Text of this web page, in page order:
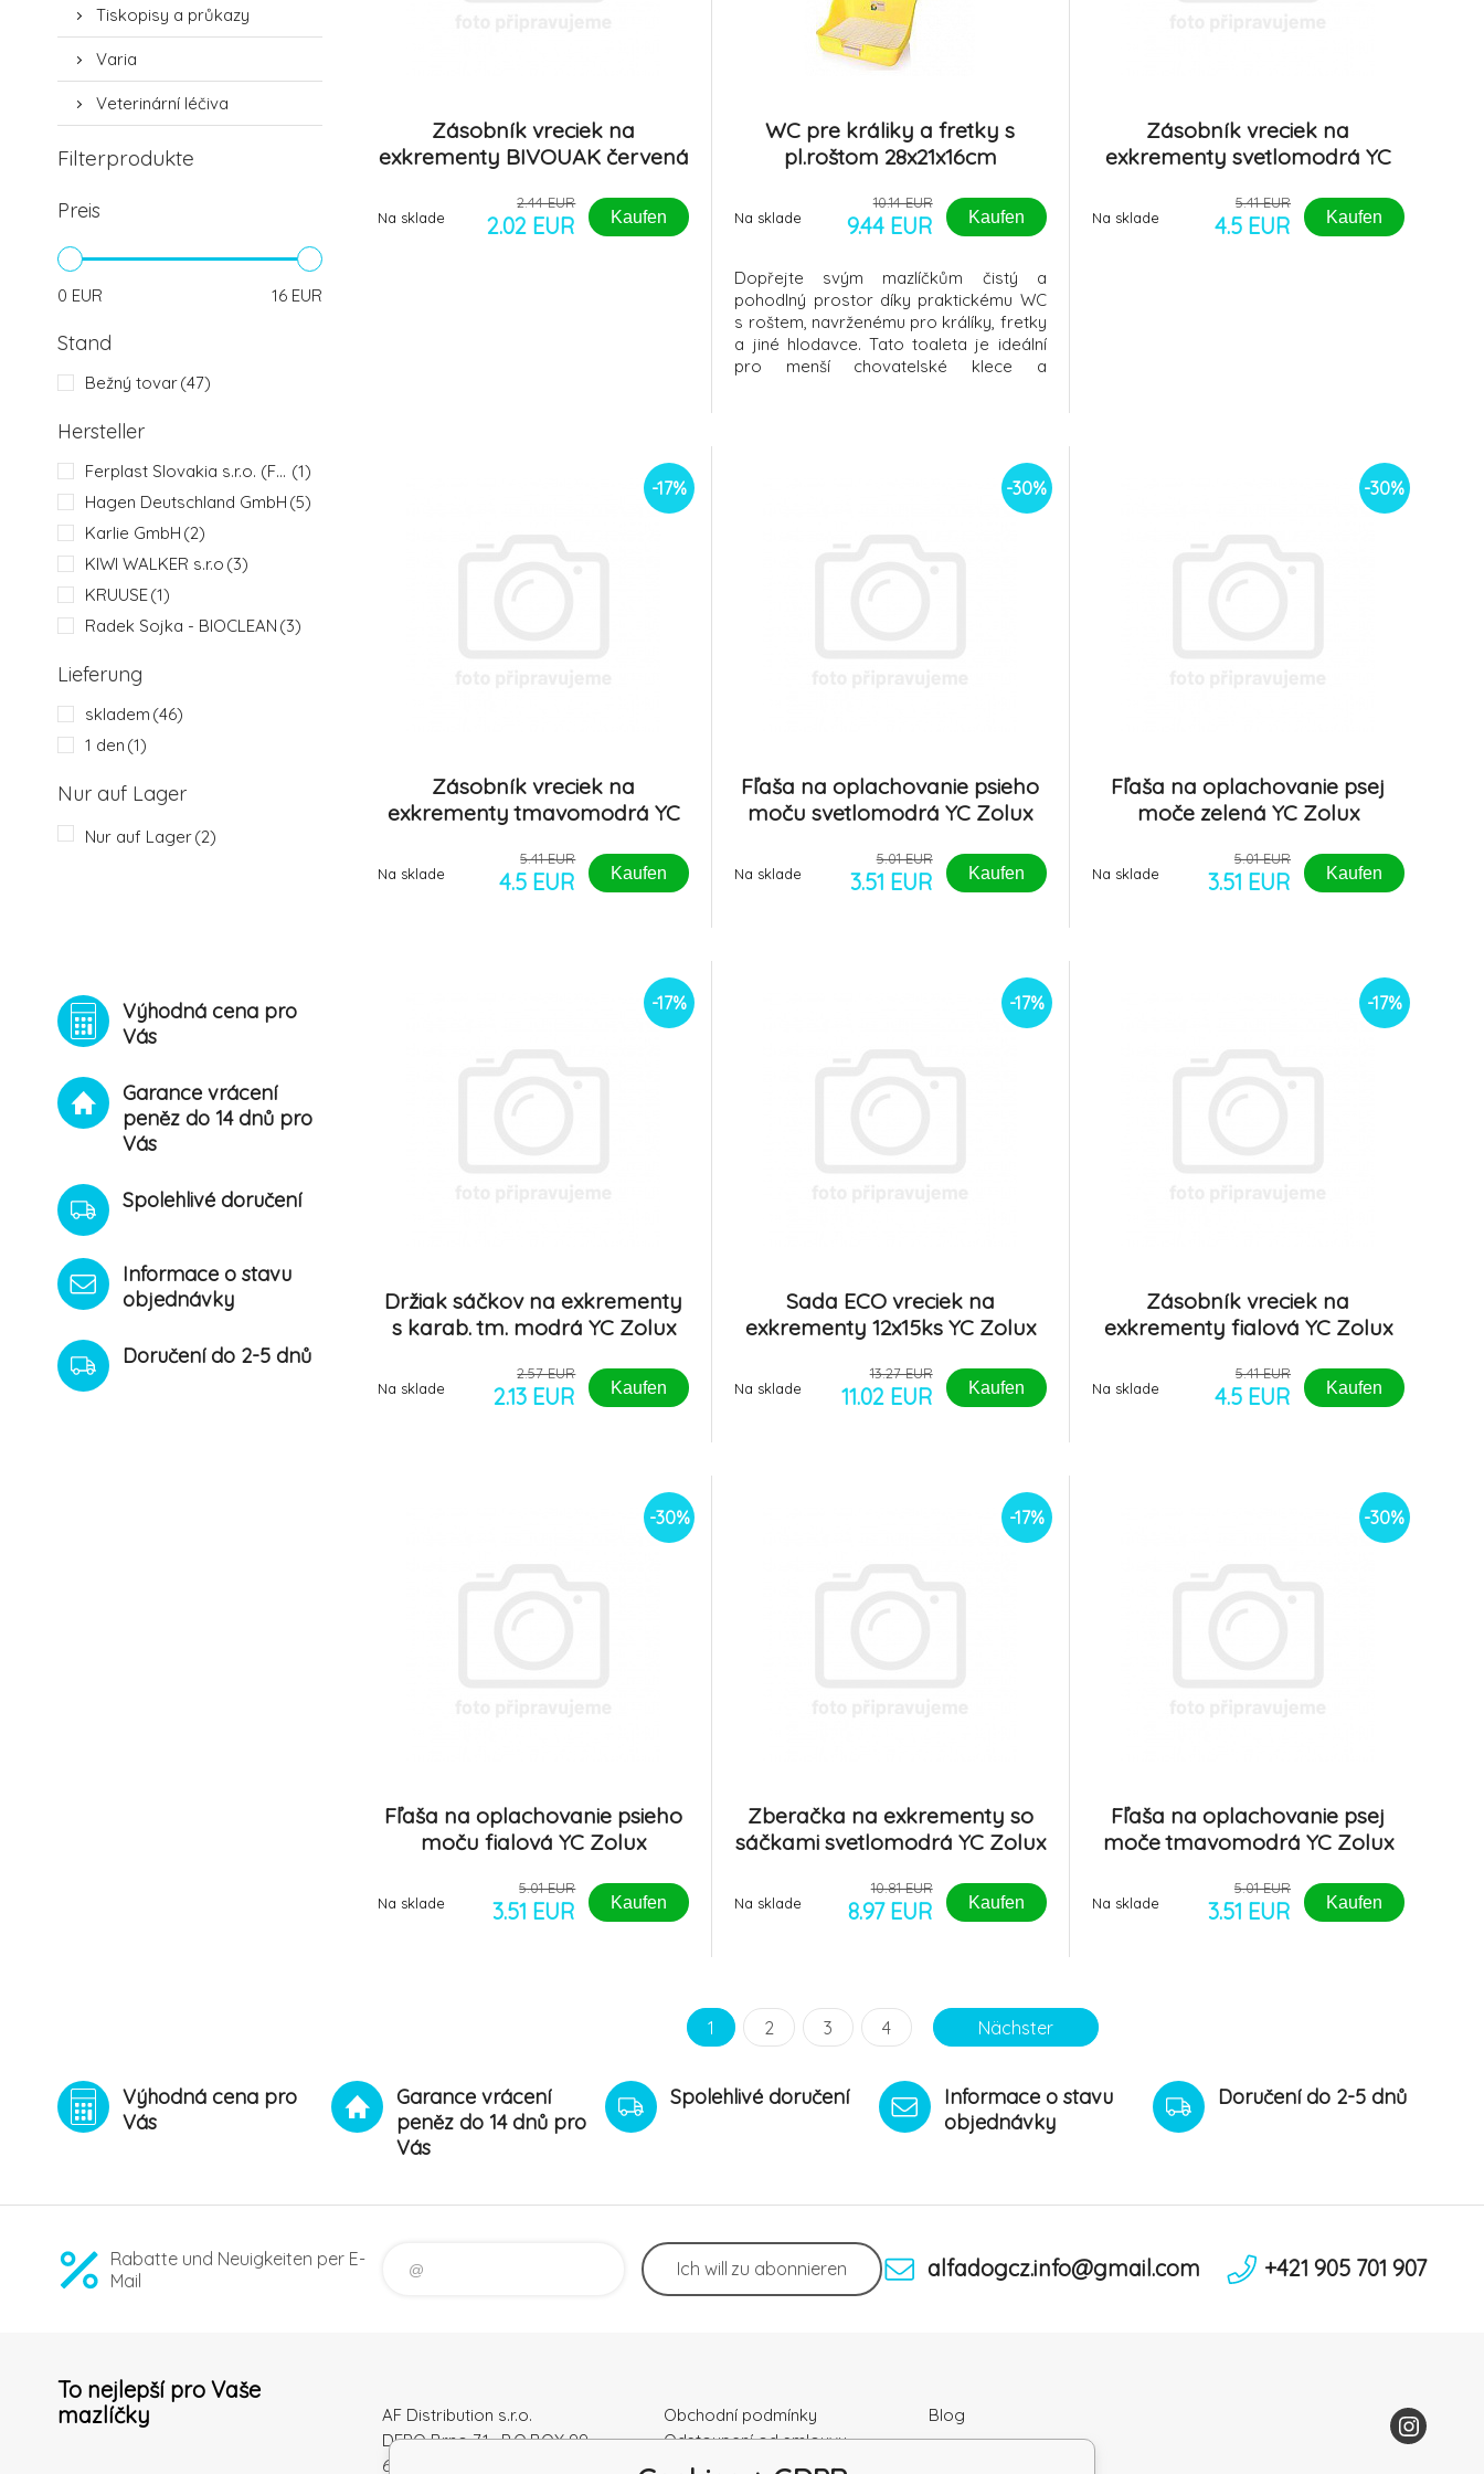
Tiskopisy a průkazy
Varia
Veterinární léčiva
Filterprodukte
Preis
0 EUR 16 EUR
Stand
Bežný tovar(47)
Hersteller
Ferplast Slovakia s.r.o. (FP) (1)
Hagen Deutschland GmbH (5)
Karlie GmbH (2)
KIWI WALKER s.r.o (3)
KRUUSE(1)
Radek Sojka - BIOCLEAN (3)
Tommi CZ s.r.o.
Zolux S.A.S.(24)
Lieferung
skladem (46)
1 den (1)
Nur auf Lager
Nur auf Lager(2)
Výhodná cena pro
Vás
Garance vrácení
peněz do 14 dnů pro
Vás
Spolehlivé doručení
Informace o stavu
objednávky
Doručení do 2-5 dnů
Zásobník vreciek na
exkrementy BIVOUAK červená
Na sklade
2.44 EUR
2.02 EUR Kaufen
WC pre králiky a fretky s
pl.roštom 28x21x16cm
Na sklade
10.14 EUR
9.44 EUR Kaufen
Dopřejte svým mazlíčkům čistý a
pohodlný prostor díky praktickému WC
s roštem, navrženému pro králíky, fretky
a jiné hlodavce. Tato toaleta je ideální
pro menší chovatelské klece a
Zásobník vreciek na
exkrementy svetlomodrá YC
Na sklade
5.41 EUR
4.5 EUR Kaufen
-17%
Zásobník vreciek na
exkrementy tmavomodrá YC
Na sklade
5.41 EUR
4.5 EUR Kaufen
-30%
Fľaša na oplachovanie psieho
moču svetlomodrá YC Zolux
Na sklade
5.01 EUR
3.51 EUR Kaufen
-30%
Fľaša na oplachovanie psej
moče zelená YC Zolux
Na sklade
5.01 EUR
3.51 EUR Kaufen
-17%
Držiak sáčkov na exkrementy
s karab. tm. modrá YC Zolux
Na sklade
2.57 EUR
2.13 EUR Kaufen
-17%
Sada ECO vreciek na
exkrementy 12x15ks YC Zolux
Na sklade
13.27 EUR
11.02 EUR Kaufen
-17%
Zásobník vreciek na
exkrementy fialová YC Zolux
Na sklade
5.41 EUR
4.5 EUR Kaufen
-30%
Fľaša na oplachovanie psieho
moču fialová YC Zolux
Na sklade
5.01 EUR
3.51 EUR Kaufen
-17%
Zberačka na exkrementy so
sáčkami svetlomodrá YC Zolux
Na sklade
10.81 EUR
8.97 EUR Kaufen
-30%
Fľaša na oplachovanie psej
moče tmavomodrá YC Zolux
Na sklade
5.01 EUR
3.51 EUR Kaufen
1 2 3 4 Nächster
Výhodná cena pro
Vás
Garance vrácení
peněz do 14 dnů pro
Vás
Spolehlivé doručení
Informace o stavu
objednávky
Doručení do 2-5 dnů
Rabatte und Neuigkeiten per E-
Mail
Ich will zu abonnieren alfadogcz.info@gmail.com +421 905 701 907
To nejlepší pro Vaše
mazlíčky
AF Distribution s.r.o.
DEPO Brno 71 , P.O.BOX 99
600 10 Brno
Obchodní podmínky
Odstoupení od smlouvy
Podmínky ochrany osobních
Blog